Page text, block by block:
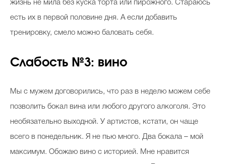
жизнь не мила без куска торта или пирожного. Стараюсь
есть их в первой половине дня. А если добавить
тренировку, смело можно баловать себя.
Слабость №3: вино
Мы с мужем договорились, что раз в неделю можем себе
позволить бокал вина или любого другого алкоголя. Это
необязательно выходной. У артистов, кстати, он чаще
всего в понедельник. Я не пью много. Два бокала – мой
максимум. Обожаю вино с историей. Мне нравится